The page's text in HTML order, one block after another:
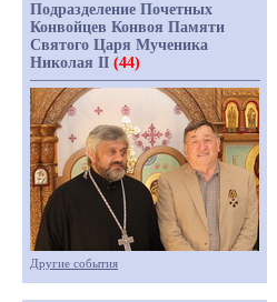
Подразделение Почетных
Конвойцев Конвоя Памяти
Святого Царя Мученика
Николая II (44)
Другие события